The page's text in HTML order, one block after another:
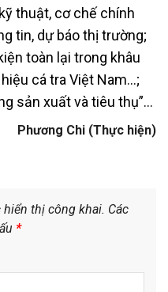
thuật, cơ chế chính
tin, dự báo thị trường;
toàn lại trong khâu
cá tra Việt Nam…;
sản xuất và tiêu thụ”…
Phương Chi (Thực hiện)
thị công khai. Các
*